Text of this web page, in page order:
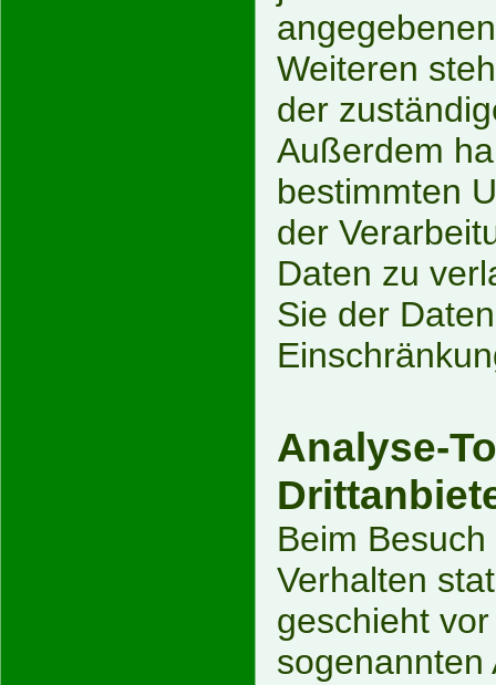
Weiteren
der
Außerdem
bestimmten
der
Daten zu
Sie der
Analyse-
Beim
Verhalten
geschieht
sogenannten